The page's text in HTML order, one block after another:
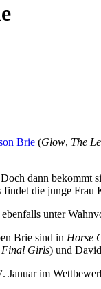
Brie (Glow, The
dann
die junge
unter
Brie sind in Horse
Final Girls) und
im